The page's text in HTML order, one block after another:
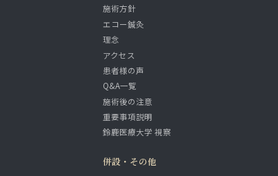
施術方針
エコー鍼灸
理念
アクセス
患者様の声
Q&A一覧
施術後の注意
重要事項説明
鈴鹿医療大学 視察
併設・その他